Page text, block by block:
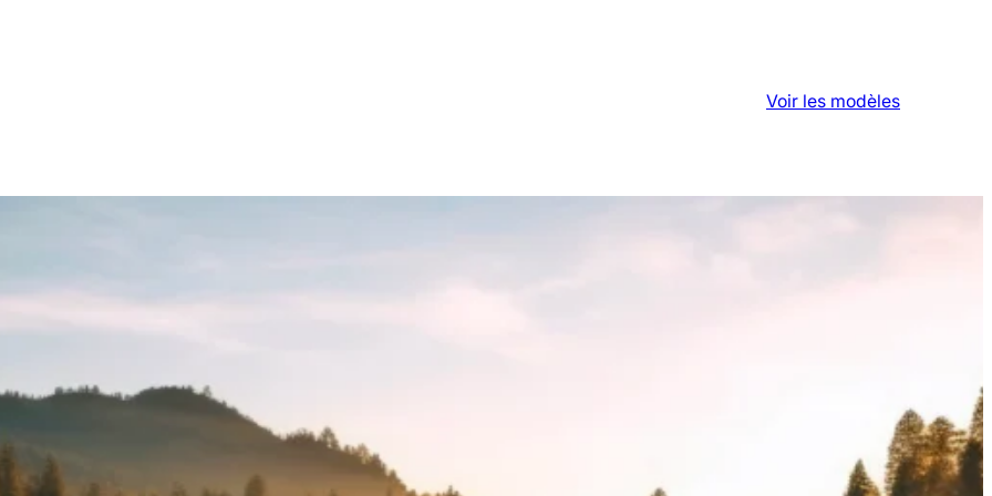
Voir les modèles